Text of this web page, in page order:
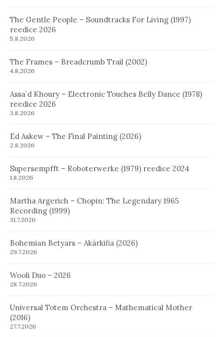
The Gentle People – Soundtracks For Living (1997)
reedice 2026
5.8.2026
The Frames – Breadcrumb Trail (2002)
4.8.2026
Assa´d Khoury – Electronic Touches Belly Dance (1978)
reedice 2026
3.8.2026
Ed Askew – The Final Painting (2026)
2.8.2026
Supersempfft – Roboterwerke (1979) reedice 2024
1.8.2026
Martha Argerich – Chopin: The Legendary 1965
Recording (1999)
31.7.2026
Bohemian Betyars – Akárkifia (2026)
29.7.2026
Wooli Duo – 2026
28.7.2026
Universal Totem Orchestra – Mathematical Mother
(2016)
27.7.2026